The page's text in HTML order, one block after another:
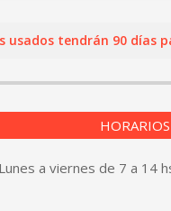
tendrán 90 días
Lunes a viernes de 7 a 14